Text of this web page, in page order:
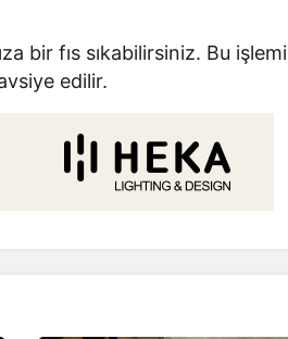
bir fıs sıkabilirsiniz. Bu işlemi
edilir.